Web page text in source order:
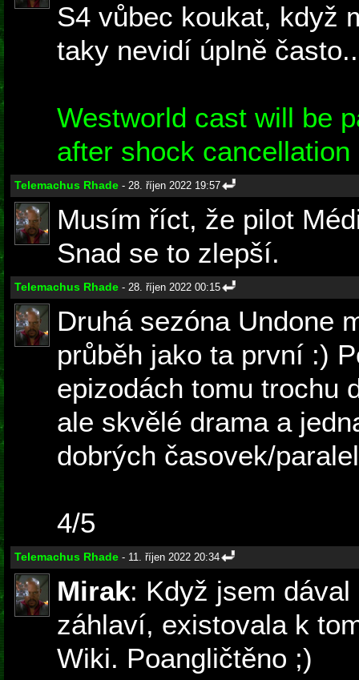
S4 vůbec koukat, když
taky nevidí úplně
Westworld cast will be
after shock cancellation
Telemachus Rhade - 28. říjen 2022 19:57
Musím říct, že pilot
Snad se to zlepší.
Telemachus Rhade - 28. říjen 2022 00:15
Druhá sezóna Undone
průběh jako ta první :)
epizodách tomu trochu
ale skvělé drama a
dobrých časovek/
4/5
Telemachus Rhade - 11. říjen 2022 20:34
Mirak: Když jsem
záhlaví, existovala k
Wiki. Poangličtěno ;)